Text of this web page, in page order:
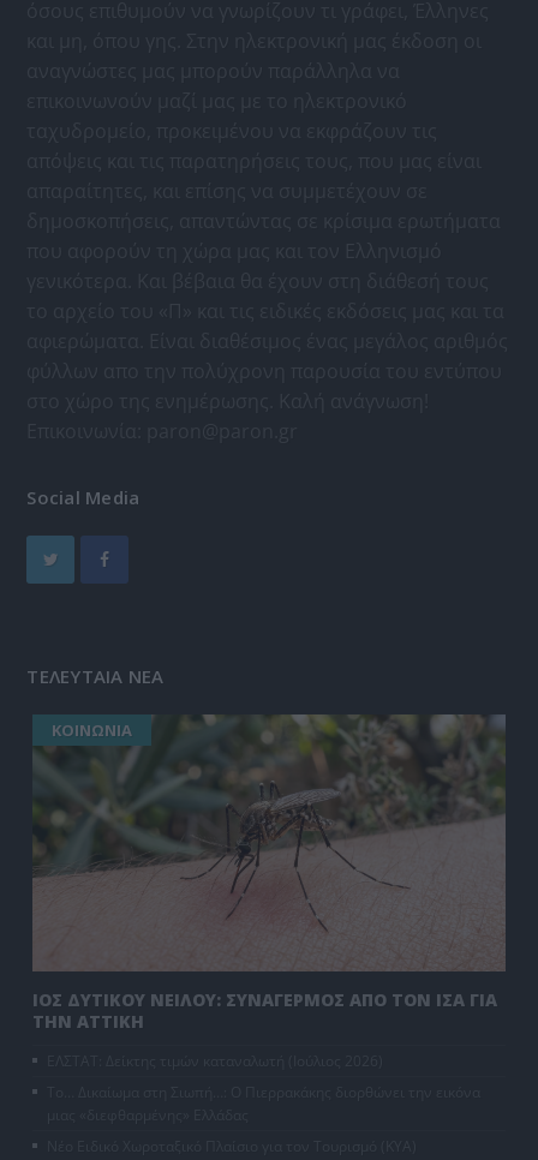
Social Media
ΤΕΛΕΥΤΑΙΑ ΝΕΑ
ΚΟΙΝΩΝΙΑ
ΙΟΣ ΔΥΤΙΚΟΥ ΝΕΙΛΟΥ: ΣΥΝΑΓΕΡΜΟΣ ΑΠΟ ΤΟΝ ΙΣΑ ΓΙΑ
ΤΗΝ ΑΤΤΙΚΗ